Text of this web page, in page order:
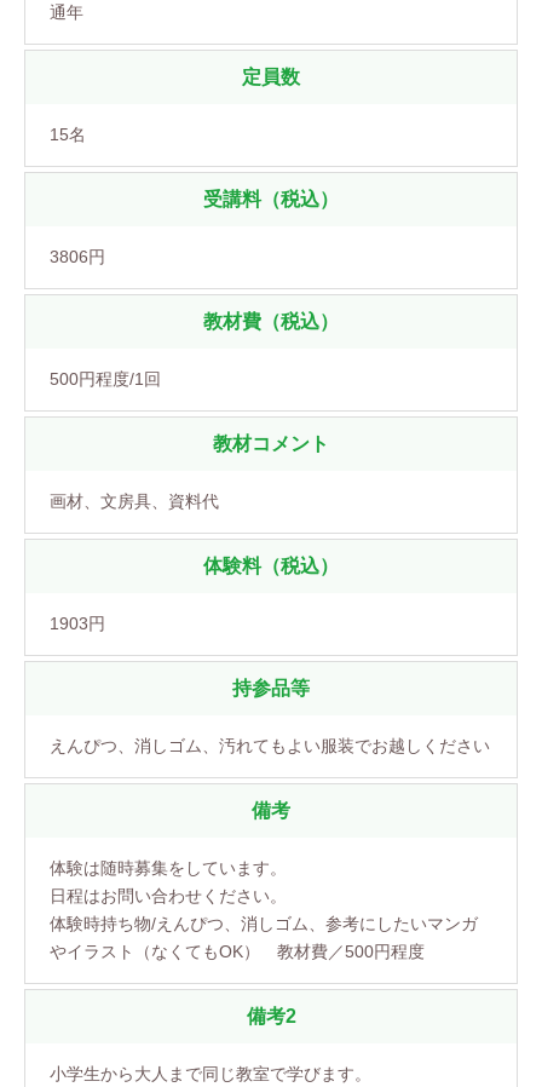
通年
定員数
15名
受講料（税込）
3806円
教材費（税込）
500円程度/1回
教材コメント
画材、文房具、資料代
体験料（税込）
1903円
持参品等
えんぴつ、消しゴム、汚れてもよい服装でお越しください
備考
体験は随時募集をしています。
日程はお問い合わせください。
体験時持ち物/えんぴつ、消しゴム、参考にしたいマンガ
やイラスト（なくてもOK） 教材費／500円程度
備考2
小学生から大人まで同じ教室で学びます。